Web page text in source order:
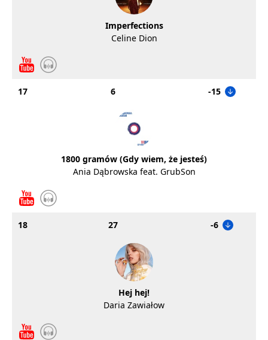
Imperfections
Celine Dion
17 6 -15
1800 gramów (Gdy wiem, że jesteś)
Ania Dąbrowska feat. GrubSon
18 27 -6
Hej hej!
Daria Zawiałow